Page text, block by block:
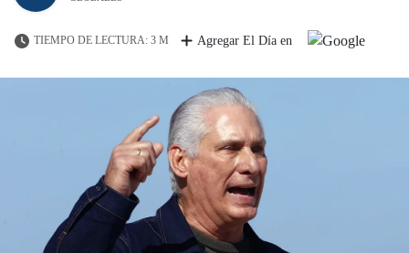
TIEMPO DE LECTURA: 3 M Agregar El Día en